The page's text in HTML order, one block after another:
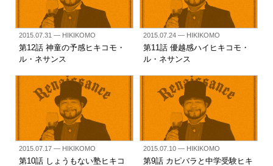
2015.07.31— HIKIKOMO
第12話 神童の予感ヒキコモ・
ル・ネサンス
2015.07.24— HIKIKOMO
第11話 優越感ハイヒキコモ・
ル・ネサンス
2015.07.17— HIKIKOMO
第10話 しょうもない塾ヒキコ
2015.07.10— HIKIKOMO
第9話 カピバラと中学受験ヒキ